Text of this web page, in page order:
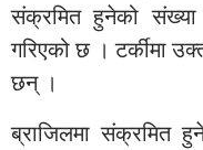
संक्रमित हुनेको
गरिएको छ । टर्कीमा
छन् ।
ब्राजिलमा संक्रमित